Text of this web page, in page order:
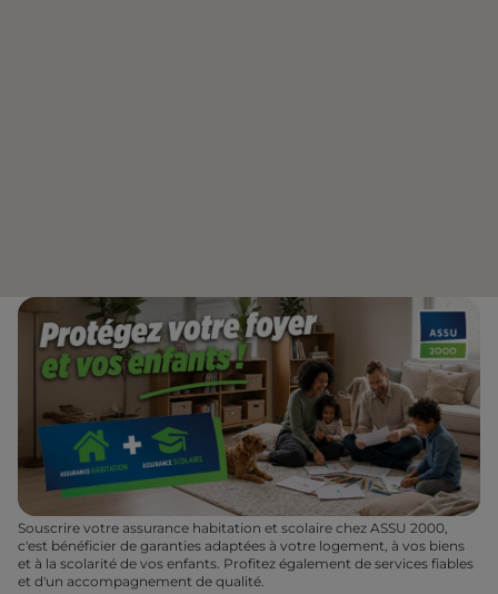
Souscrire votre assurance habitation et scolaire chez ASSU 2000,
c'est bénéficier de garanties adaptées à votre logement, à vos biens
et à la scolarité de vos enfants. Profitez également de services fiables
et d'un accompagnement de qualité.